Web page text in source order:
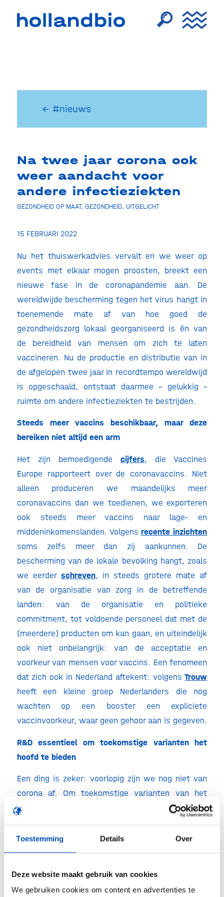
Toestemming Details Over
Deze website maakt gebruik van cookies
We gebruiken cookies om content en advertenties te
← #nieuws
Na twee jaar corona ook
weer aandacht voor
andere infectieziekten
GEZONDHEID OP MAAT, GEZONDHEID, UITGELICHT
15 FEBRUARI 2022
Nu het thuiswerkadvies vervalt en we weer op
events met elkaar mogen proosten, breekt een
nieuwe fase in de coronapandemie aan. De
wereldwijde bescherming tegen het virus hangt in
toenemende mate af van hoe goed de
gezondheidszorg lokaal georganiseerd is én van
de bereidheid van mensen om zich te laten
vaccineren. Nu de productie en distributie van in
de afgelopen twee jaar in recordtempo wereldwijd
is opgeschaald, ontstaat daarmee – gelukkig –
ruimte om andere infectieziekten te bestrijden.
Steeds meer vaccins beschikbaar, maar deze
bereiken niet altijd een arm
Het zijn bemoedigendecijfers, die Vaccines
Europe rapporteert over de coronavaccins. Niet
alleen produceren we maandelijks meer
coronavaccins dan we toedienen, we exporteren
ook steeds meer vaccins naar lage- en
middeninkomenslanden. Volgensrecente inzichten
soms zelfs meer dan zij aankunnen. De
bescherming van de lokale bevolking hangt, zoals
we eerder schreven, in steeds grotere mate af
van de organisatie van zorg in de betreffende
landen: van de organisatie en politieke
commitment, tot voldoende personeel dat met de
(meerdere) producten om kan gaan, en uiteindelijk
ook niet onbelangrijk: van de acceptatie en
voorkeur van mensen voor vaccins. Een fenomeen
dat zich ook in Nederland aftekent: volgensTrouw
heeft een kleine groep Nederlanders die nog
wachten op een booster een expliciete
vaccinvoorkeur, waar geen gehoor aan is gegeven.
R&D essentieel om toekomstige varianten het
hoofd te bieden
Een ding is zeker: voorlopig zijn we nog niet van
corona af. Om toekomstige varianten van het
virus voor te zijn, blijven onderzoek en
“variant of concern” kan binnen 100 dagen een
nieuw vaccin worden ontwikkeld (zie hier). Wel
Ook moet deze naast de andere variant blijven
bestaan, of deze zelfs verdringen, zoals we